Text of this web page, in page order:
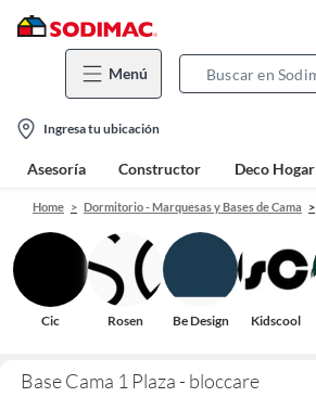
Menú
location-
icon
Ingresa tu ubicación
Asesoría Constructor Deco Hogar
Home Dormitorio - Marquesas y Bases de Cama
Cic Rosen Be Design Kidscool
Base Cama 1 Plaza - bloccare